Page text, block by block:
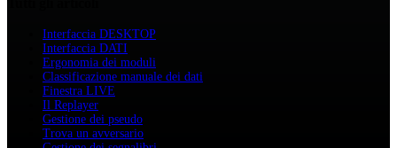
Interfaccia DESKTOP
Interfaccia DATI
Ergonomia dei moduli
Classificazione manuale dei dati
Finestra LIVE
Il Replayer
Gestione dei pseudo
Trova un avversario